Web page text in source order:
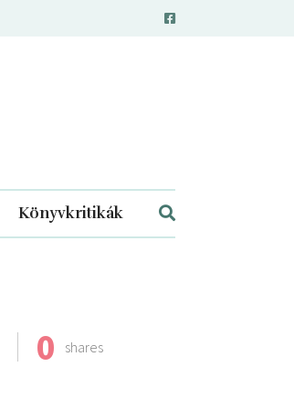
Könyvkritikák
0 shares